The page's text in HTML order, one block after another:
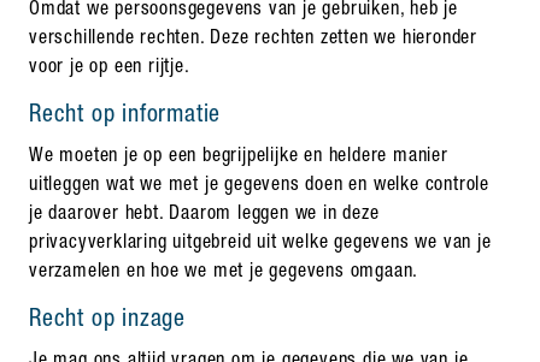
Omdat we persoonsgegevens van je gebruiken, heb je
verschillende rechten. Deze rechten zetten we hieronder
voor je op een rijtje.
Recht op informatie
We moeten je op een begrijpelijke en heldere manier
uitleggen wat we met je gegevens doen en welke controle
je daarover hebt. Daarom leggen we in deze
privacyverklaring uitgebreid uit welke gegevens we van je
verzamelen en hoe we met je gegevens omgaan.
Recht op inzage